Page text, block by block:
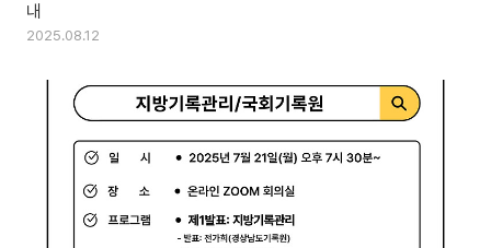
내
2025.08.12